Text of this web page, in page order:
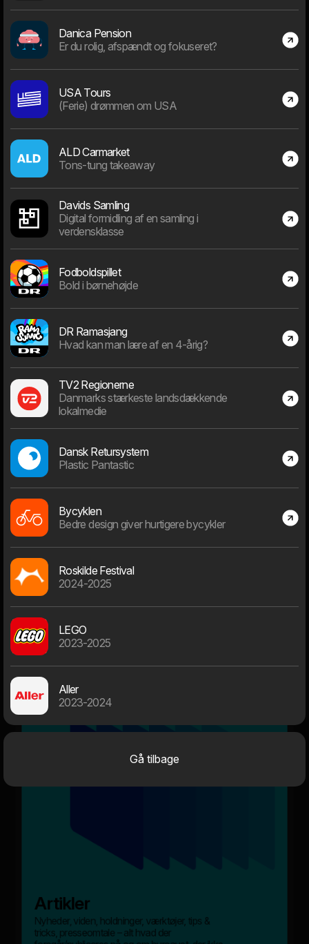
69
Spredt ud på 25 dværge familier
Dwarf senioritet
328
År
Branche senioritet
783
År
Nyheder
Artikler
Nyheder, viden, holdninger, værktøjer, tips &
tricks, presseomtale – alt hvad der
Danica Pension
Er du rolig, afspændt og fokuseret?
USA Tours
(Ferie) drømmen om USA
ALD Carmarket
Tons-tung takeaway
Davids Samling
Digital formidling af en samling i
verdensklasse
Fodboldspillet
Bold i børnehøjde
DR Ramasjang
Hvad kan man lære af en 4-årig?
TV2 Regionerne
Danmarks stærkeste landsdækkende
lokalmedie
Dansk Retursystem
Plastic Pantastic
Bycyklen
Bedre design giver hurtigere bycykler
Roskilde Festival
2024-2025
LEGO
2023-2025
Aller
2023-2024
Gå tilbage